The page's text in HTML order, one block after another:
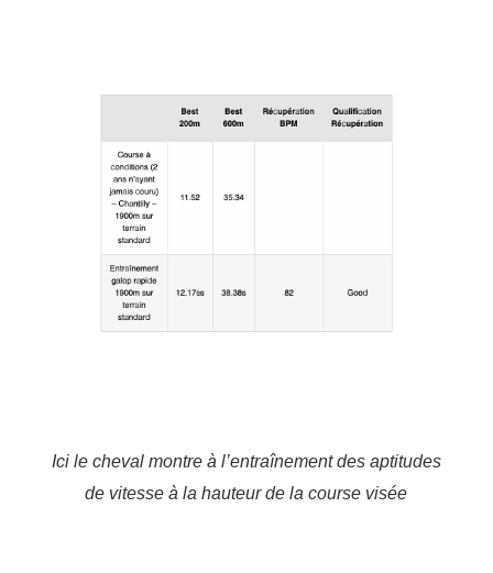
Ici le cheval montre à l’entraînement des aptitudes
de vitesse à la hauteur de la course visée